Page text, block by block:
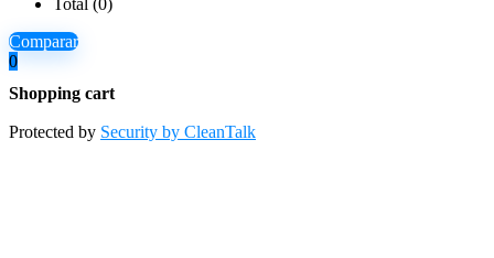
Comparar
0
Shopping cart
Protected by Security by CleanTalk